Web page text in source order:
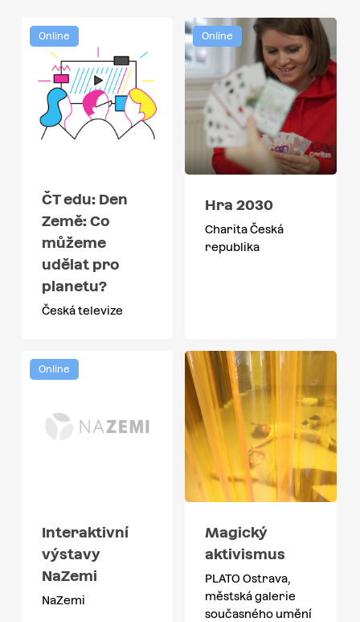
Online
ČT edu: Den
Země: Co
můžeme
udělat pro
planetu?
Česká televize
Online
Hra 2030
Charita Česká
republika
Online
Interaktivní
výstavy
NaZemi
NaZemi
Magický
aktivismus
PLATO Ostrava,
městská galerie
současného umění